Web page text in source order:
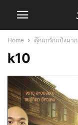
Home ตุ๊กแกรักแป้งมาก
k10